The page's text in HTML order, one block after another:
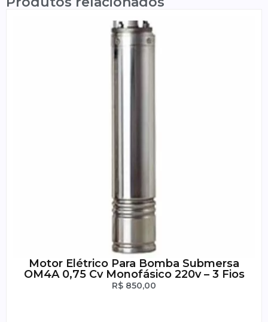
Motor Elétrico Para Bomba Submersa
OM4A 0,75 Cv Monofásico 220v – 3 Fios
R$ 850,00